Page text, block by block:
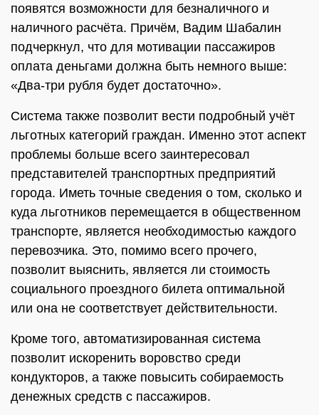
появятся возможности для безналичного и
наличного расчёта. Причём, Вадим Шабалин
подчеркнул, что для мотивации пассажиров
оплата деньгами должна быть немного выше:
«Два-три рубля будет достаточно».
Система также позволит вести подробный учёт
льготных категорий граждан. Именно этот аспект
проблемы больше всего заинтересовал
представителей транспортных предприятий
города. Иметь точные сведения о том, сколько и
куда льготников перемещается в общественном
транспорте, является необходимостью каждого
перевозчика. Это, помимо всего прочего,
позволит выяснить, является ли стоимость
социального проездного билета оптимальной
или она не соответствует действительности.
Кроме того, автоматизированная система
позволит искоренить воровство среди
кондукторов, а также повысить собираемость
денежных средств с пассажиров.